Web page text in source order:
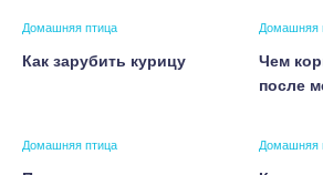
Домашняя птица
Как зарубить курицу
Домашняя
Чем
после
Домашняя птица Домашняя